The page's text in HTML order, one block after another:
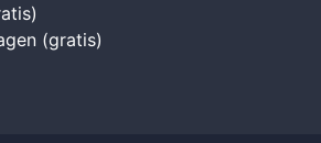
(gratis)